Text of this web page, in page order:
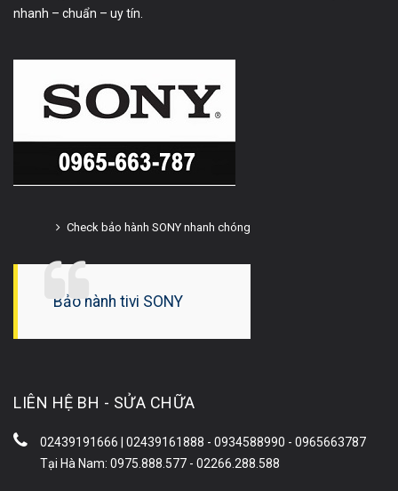
nhanh – chuẩn – uy tín.
Check bảo hành SONY nhanh chóng
Bảo hành tivi SONY
LIÊN HỆ BH - SỬA CHỮA
02439191666 | 02439161888 - 0934588990 - 0965663787
Tại Hà Nam: 0975.888.577 - 02266.288.588